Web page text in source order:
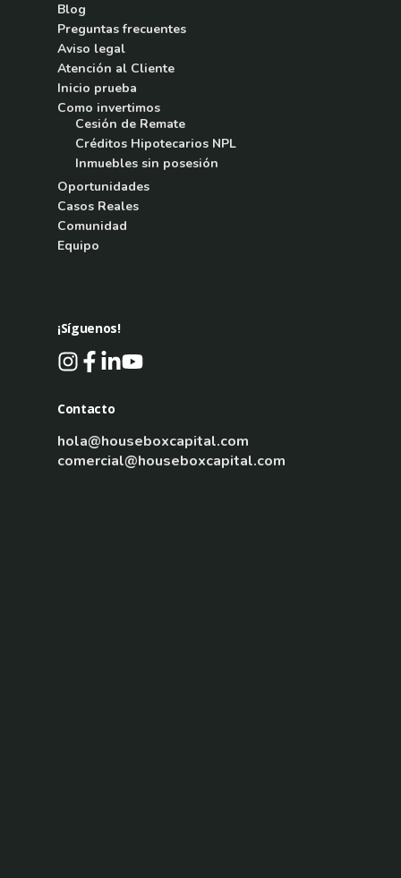
Blog
Preguntas frecuentes
Aviso legal
Atención al Cliente
Inicio prueba
Como invertimos
Cesión de Remate
Créditos Hipotecarios NPL
Inmuebles sin posesión
Oportunidades
Casos Reales
Comunidad
Equipo
¡Síguenos!
Contacto
hola@houseboxcapital.com
comercial@houseboxcapital.com